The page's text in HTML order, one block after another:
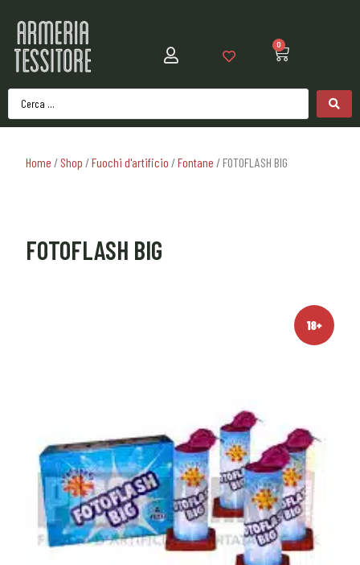
0
Home / Shop /Fuochi d'artificio /Fontane / FOTOFLASH BIG
FOTOFLASH BIG
18+